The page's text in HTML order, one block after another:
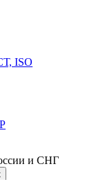
ISO
и СНГ